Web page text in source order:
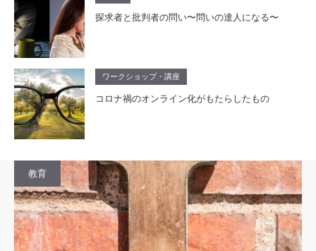
探求者と批判者の問い〜問いの達人になる〜
ワークショップ・講座
コロナ禍のオンライン化がもたらしたもの
教育